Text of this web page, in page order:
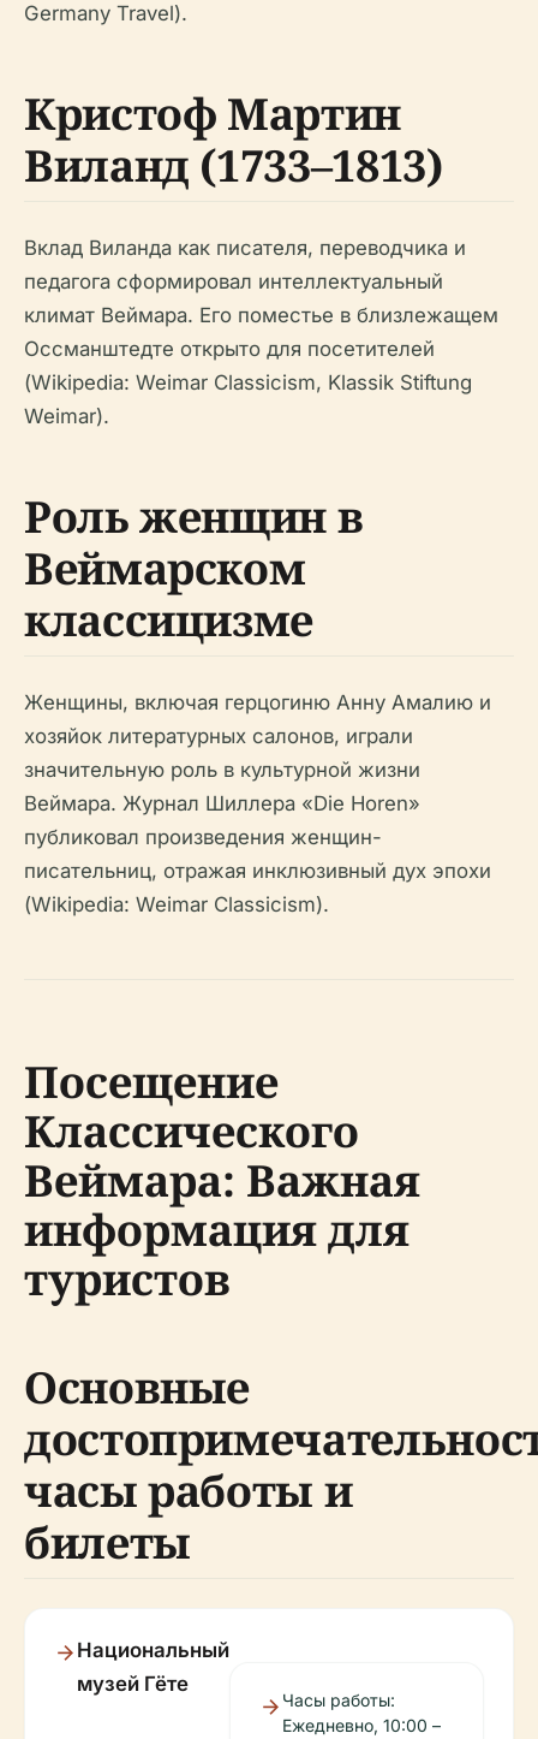
Germany Travel).
Кристоф Мартин
Виланд (1733–1813)
Вклад Виланда как писателя, переводчика и
педагога сформировал интеллектуальный
климат Веймара. Его поместье в близлежащем
Оссманштедте открыто для посетителей
(Wikipedia: Weimar Classicism, Klassik Stiftung
Weimar).
Роль женщин в
Веймарском
классицизме
Женщины, включая герцогиню Анну Амалию и
хозяйок литературных салонов, играли
значительную роль в культурной жизни
Веймара. Журнал Шиллера «Die Horen»
публиковал произведения женщин-
писательниц, отражая инклюзивный дух эпохи
(Wikipedia: Weimar Classicism).
Посещение
Классического
Веймара: Важная
информация для
туристов
Основные
часы работы и
билеты
Национальный
музей Гёте
Часы работы:
Ежедневно, 10:00 –